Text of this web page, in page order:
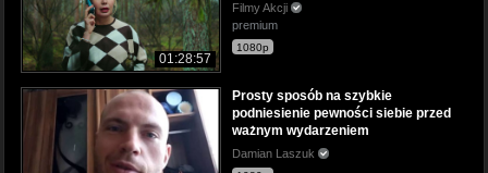
01:28:57
Filmy Akcji
premium
1080p
Prosty sposób na szybkie
podniesienie pewności siebie przed
ważnym wydarzeniem
Damian Laszuk